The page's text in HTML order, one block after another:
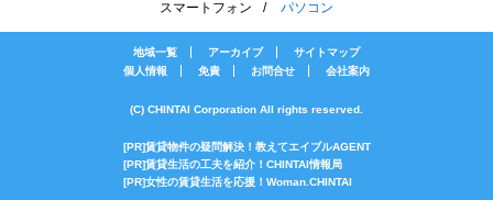
スマートフォン パソコン
地域一覧 アーカイブ
サイトマップ
個人情報
免責 お問合せ 会社案内
(C) CHINTAI Corporation All rights reserved.
[PR]賃貸物件の疑問解決！教えてエイブルAGENT
[PR]賃貸生活の工夫を紹介！CHINTAI情報局
[PR]女性の賃貸生活を応援！Woman.CHINTAI